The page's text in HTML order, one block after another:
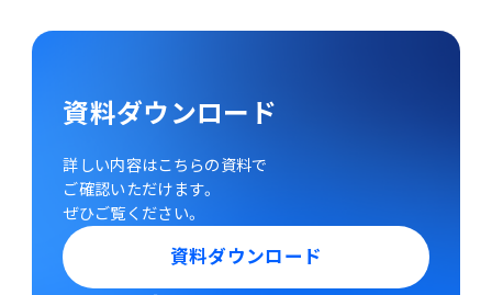
資料ダウンロード
詳しい内容はこちらの資料で
ご確認いただけます。
ぜひご覧ください。
資料ダウンロード